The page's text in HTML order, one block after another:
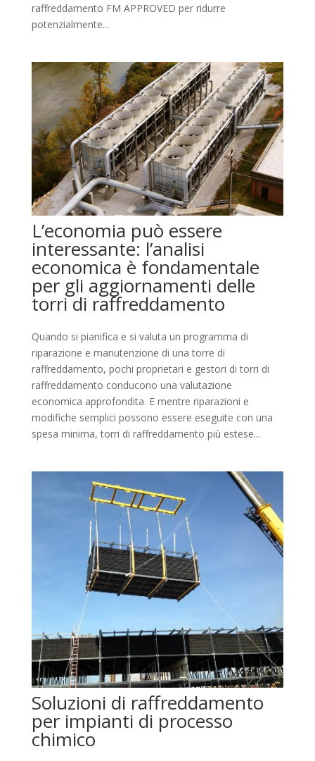
raffreddamento FM APPROVED per ridurre
potenzialmente...
L’economia può essere
interessante: l’analisi
economica è fondamentale
per gli aggiornamenti delle
torri di raffreddamento
Quando si pianifica e si valuta un programma di
riparazione e manutenzione di una torre di
raffreddamento, pochi proprietari e gestori di torri di
raffreddamento conducono una valutazione
economica approfondita. E mentre riparazioni e
modifiche semplici possono essere eseguite con una
spesa minima, torri di raffreddamento più estese...
Soluzioni di raffreddamento
per impianti di processo
chimico